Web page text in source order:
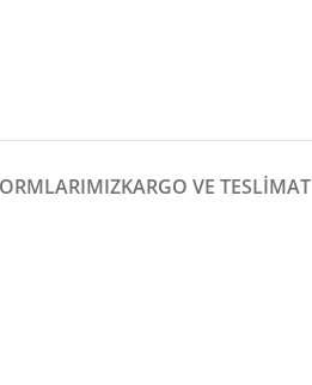
KARGO VE TESLIMAT